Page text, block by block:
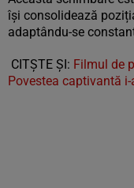
își consolidează
adaptându-se
CITȘTE ȘI: Filmul de
Povestea captivantă